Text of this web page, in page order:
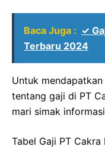
Baca Juga : ✓
Terbaru 2024
Untuk
tentang gaji di PT
mari simak
Tabel Gaji PT Cakra